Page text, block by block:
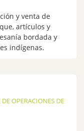
y venta de
artículos y
bordada y
indígenas.
OPERACIONES DE